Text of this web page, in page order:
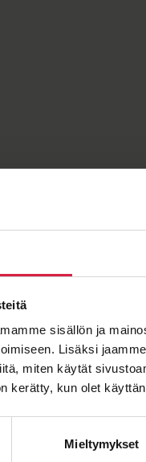
sisällön ja
Lisäksi
miten käytät
kerätty, kun olet
Mieltymykset